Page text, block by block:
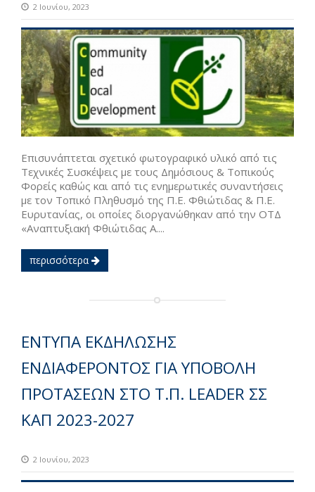
2 Ιουνίου, 2023
Επισυνάπτεται σχετικό φωτογραφικό υλικό από τις
Τεχνικές Συσκέψεις με τους Δημόσιους & Τοπικούς
Φορείς καθώς και από τις ενημερωτικές συναντήσεις
με τον Τοπικό Πληθυσμό της Π.Ε. Φθιώτιδας & Π.Ε.
Ευρυτανίας, οι οποίες διοργανώθηκαν από την ΟΤΔ
«Αναπτυξιακή Φθιώτιδας Α....
περισσότερα
ΕΝΤΥΠΑ ΕΚΔΗΛΩΣΗΣ
ΕΝΔΙΑΦΕΡΟΝΤΟΣ ΓΙΑ ΥΠΟΒΟΛΗ
ΠΡΟΤΑΣΕΩΝ ΣΤΟ Τ.Π. LEADER ΣΣ
ΚΑΠ 2023-2027
2 Ιουνίου, 2023